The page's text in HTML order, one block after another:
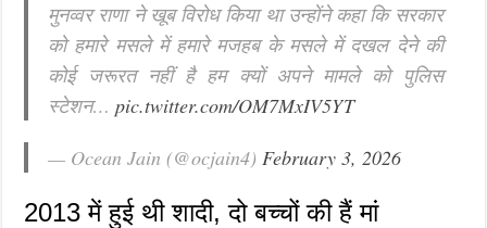
मुनव्वर राणा ने खूब विरोध किया था उन्होंने कहा कि सरकार
को हमारे मसले में हमारे मजहब के मसले में दखल देने की
कोई जरूरत नहीं है हम क्यों अपने मामले को पुलिस
स्टेशन…pic.twitter.com/OM7MxIV5YT
— Ocean Jain (@ocjain4)February 3, 2026
2013 में हुई थी शादी, दो बच्चों की हैं मां